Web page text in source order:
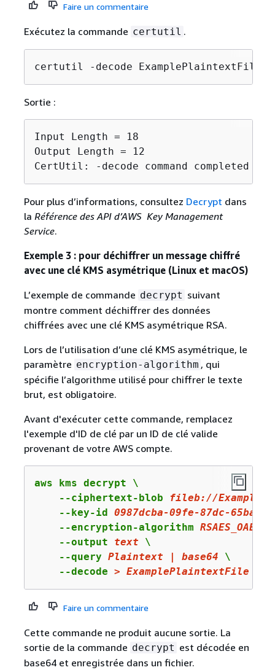
Faire un commentaire
Exécutez la commande certutil .
certutil -decode
Sortie :
Input Length = 18
Output Length = 12
CertUtil: -decode command completed
Pour plus d’informations, consultez Decrypt dans
la Référence des API d’AWS Key Management
Service.
Exemple 3 : pour déchiffrer un message chiffré
avec une clé KMS asymétrique (Linux et macOS)
L’exemple de commande decrypt suivant
montre comment déchiffrer des données
chiffrées avec une clé KMS asymétrique RSA.
Lors de l’utilisation d’une clé KMS asymétrique, le
paramètre encryption-algorithm , qui
spécifie l’algorithme utilisé pour chiffrer le texte
brut, est obligatoire.
Avant d'exécuter cette commande, remplacez
l'exemple d'ID de clé par un ID de clé valide
provenant de votre AWS compte.
aws kms decrypt \
    --ciphertext-blob
fileb://
    --key-id
0987dcba-09fe-87dc-65ba-ab
    --encryption-algorithm
    --output
text \
    --query
Plaintext | base64 \
    --decode
> ExamplePlaintextFile
Faire un commentaire
Cette commande ne produit aucune sortie. La
sortie de la commande decrypt est décodée en
base64 et enregistrée dans un fichier.